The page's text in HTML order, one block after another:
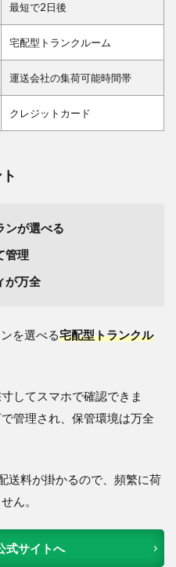
最短で2日後
宅配型トランクルーム
運送会社の集荷可能時間帯
クレジットカード
ンが選べる
管理
が万全
を選べる宅配型トランクル
してスマホで確認できま
管理され、保管環境は万全
送料が掛かるので、頻繁に荷
ん。
式サイトへ